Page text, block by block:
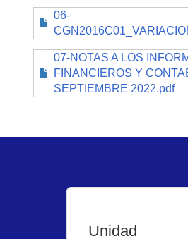
06-
07-NOTAS A LOS
FINANCIEROS Y
SEPTIEMBRE 2022.pdf
Unidad